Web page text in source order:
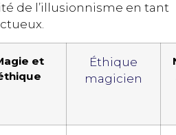
de l’illusionnisme en tant
et
Éthique
magicien